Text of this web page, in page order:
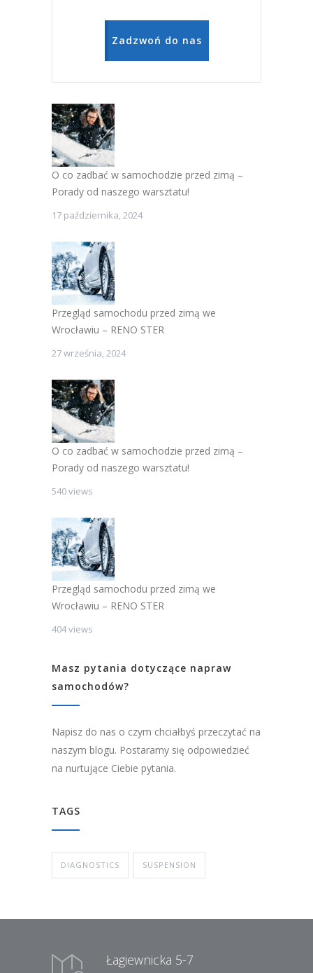
Zadzwoń do nas
O co zadbać w samochodzie przed zimą –
Porady od naszego warsztatu!
17 października, 2024
Przegląd samochodu przed zimą we
Wrocławiu – RENO STER
27 września, 2024
O co zadbać w samochodzie przed zimą –
Porady od naszego warsztatu!
540 views
Przegląd samochodu przed zimą we
Wrocławiu – RENO STER
404 views
Masz pytania dotyczące napraw
samochodów?
Napisz do nas o czym chciałbyś przeczytać na
naszym blogu. Postaramy się odpowiedzieć
na nurtujące Ciebie pytania.
TAGS
DIAGNOSTICS SUSPENSION
Łagiewnicka 5-7